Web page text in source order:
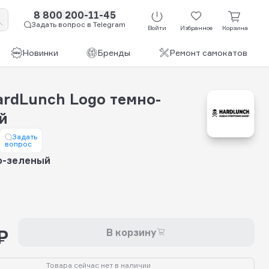
8 800 200-11-45
Задать вопрос в Telegram Войти Избранное Корзина
Новинки Бренды Ремонт самокатов
Logo темно-
Задать
вопрос
зеленый
В корзину
Товара сейчас нет в наличии